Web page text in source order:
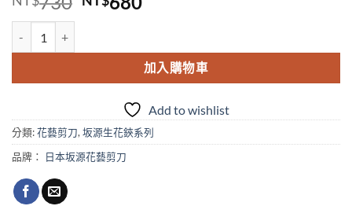
格：
NT$730。
格：
NT$680。
加入購物車
Add to wishlist
分類:花藝剪刀,坂源生花鋏系列
品牌：
日本坂源花藝剪刀